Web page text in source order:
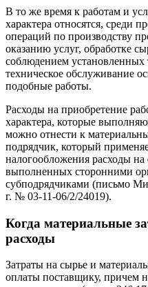
В то же время к работам и
характера относятся, среди
операций по производству
оказанию услуг, обработке
соблюдением установленных
техническое обслуживание
подобные работы.
Расходы на приобретение
характера, которые
можно отнести к
подрядчик, который
налогообложения расходы на
выполненных сторонними
субподрядчиками (письмо
г. № 03-11-06/2/24019).
Когда материальные
расходы
Затраты на сырье и
оплаты поставщику, причем